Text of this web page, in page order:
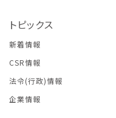
トピックス
新着情報
CSR情報
法令(行政)情報
企業情報